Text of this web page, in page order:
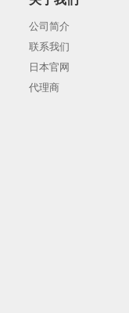
公司简介
联系我们
日本官网
代理商